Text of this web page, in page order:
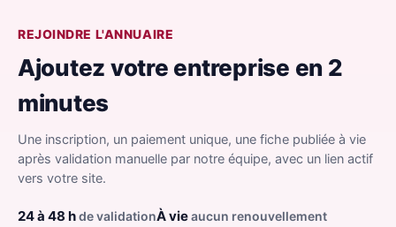
REJOINDRE L'ANNUAIRE
Ajoutez votre entreprise en 2
minutes
Une inscription, un paiement unique, une fiche publiée à vie
après validation manuelle par notre équipe, avec un lien actif
vers votre site.
24 à 48 hde validationÀ vieaucun renouvellement